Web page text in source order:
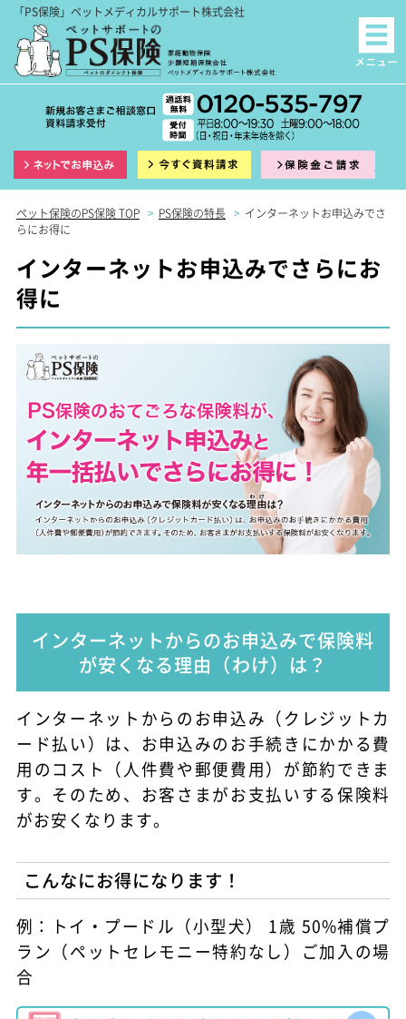
「PS保険」ペットメディカルサポート株式会社
インターネット申込 資料請求
ペット保険のPS保険 TOP > PS保険の特長 > インターネットお申込みでさ
らにお得に
インターネットお申込みでさらにお
得に
インターネットからのお申込みで保険料
が安くなる理由（わけ）は？
インターネットからのお申込み（クレジットカ
ード払い）は、お申込みのお手続きにかかる費
用のコスト（人件費や郵便費用）が節約できま
す。そのため、お客さまがお支払いする保険料
がお安くなります。
こんなにお得になります！
例：トイ・プードル（小型犬） 1歳 50%補償プ
ラン（ペットセレモニー特約なし）ご加入の場
合